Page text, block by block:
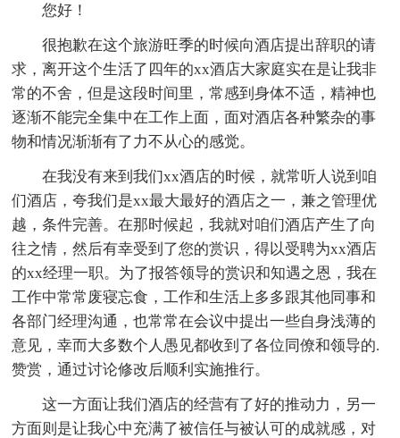
您好！
很抱歉在这个旅游旺季的时候向酒店提出辞职的请
求，离开这个生活了四年的xx酒店大家庭实在是让我非
常的不舍，但是这段时间里，常感到身体不适，精神也
逐渐不能完全集中在工作上面，面对酒店各种繁杂的事
物和情况渐渐有了力不从心的感觉。
在我没有来到我们xx酒店的时候，就常听人说到咱
们酒店，夸我们是xx最大最好的酒店之一，兼之管理优
越，条件完善。在那时候起，我就对咱们酒店产生了向
往之情，然后有幸受到了您的赏识，得以受聘为xx酒店
的xx经理一职。为了报答领导的赏识和知遇之恩，我在
工作中常常废寝忘食，工作和生活上多多跟其他同事和
各部门经理沟通，也常常在会议中提出一些自身浅薄的
意见，幸而大多数个人愚见都收到了各位同僚和领导的.
赞赏，通过讨论修改后顺利实施推行。
这一方面让我们酒店的经营有了好的推动力，另一
方面则是让我心中充满了被信任与被认可的成就感，对